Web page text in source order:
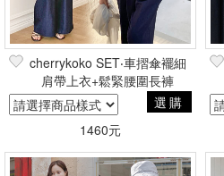
cherrykoko SET‧車摺傘襬細
肩帶上衣+鬆緊腰圍長褲
選購
1460元